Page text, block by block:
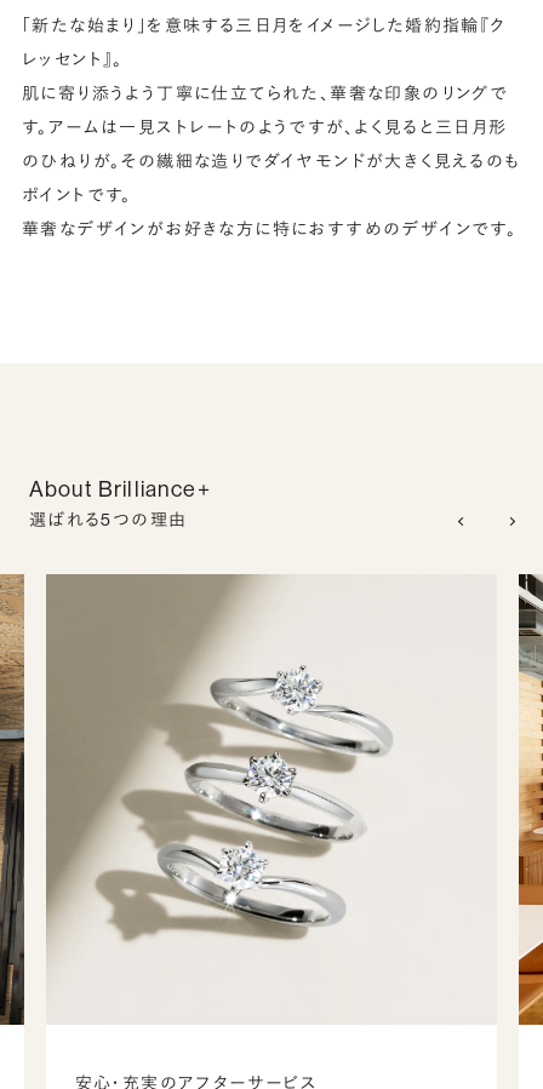
「新たな始まり」を意味する三日月をイメージした婚約指輪『ク
レッセント』。
肌に寄り添うよう丁寧に仕立てられた、華奢な印象のリングで
す。アームは一見ストレートのようですが、よく見ると三日月形
のひねりが。その繊細な造りでダイヤモンドが大きく見えるのも
ポイントです。
華奢なデザインがお好きな方に特におすすめのデザインです。
About Brilliance+
選ばれる5つの理由
安心・充実のアフターサービス